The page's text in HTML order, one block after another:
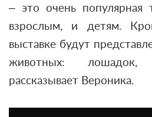
– это очень популярная
взрослым, и детям.
выставке будут
животных:
рассказывает Вероника.